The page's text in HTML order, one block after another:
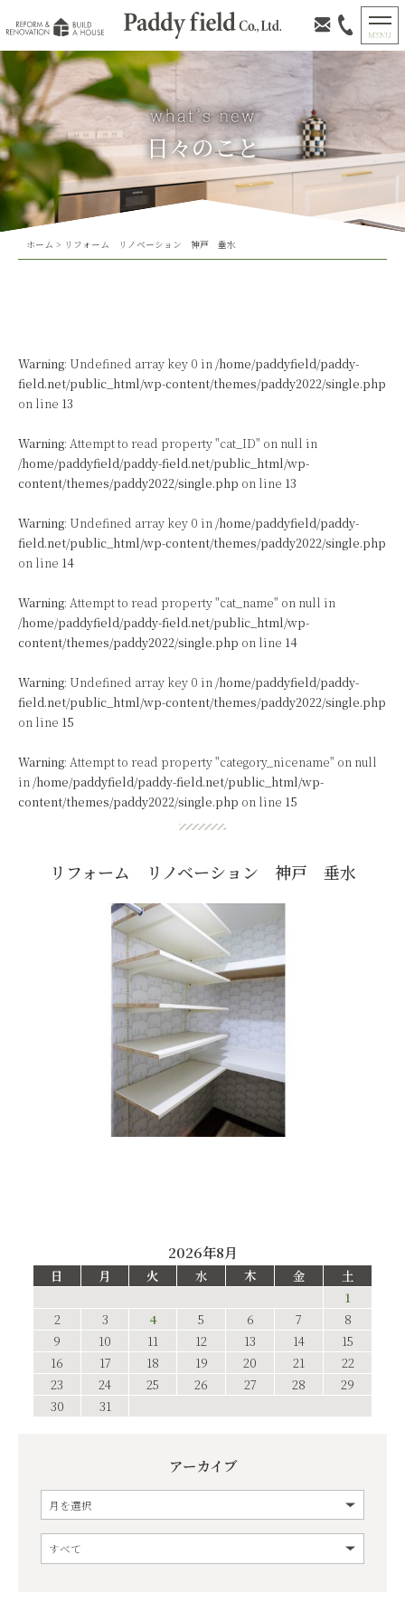
日々のこと
ホーム > リフォーム リノベーション 神戸 垂水
Warning: Undefined array key 0 in /home/paddyfield/paddy-
field.net/public_html/wp-content/themes/paddy2022/single.php
on line 13
Warning: Attempt to read property "cat_ID" on null in
/home/paddyfield/paddy-field.net/public_html/wp-
content/themes/paddy2022/single.php on line 13
Warning: Undefined array key 0 in /home/paddyfield/paddy-
field.net/public_html/wp-content/themes/paddy2022/single.php
on line 14
Warning: Attempt to read property "cat_name" on null in
/home/paddyfield/paddy-field.net/public_html/wp-
content/themes/paddy2022/single.php on line 14
Warning: Undefined array key 0 in /home/paddyfield/paddy-
field.net/public_html/wp-content/themes/paddy2022/single.php
on line 15
Warning: Attempt to read property "category_nicename" on null
in /home/paddyfield/paddy-field.net/public_html/wp-
content/themes/paddy2022/single.php on line 15
リフォーム リノベーション 神戸 垂水
2026年8月
日 月 火 水 木 金
土
1
2
3 4 5 6 7
8
9
10 11 12 13 14
15
16
17 18 19 20 21
22
23
24 25 26 27 28
29
30
31
アーカイブ